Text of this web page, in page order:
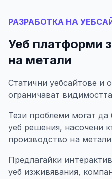
РАЗРАБОТКА НА
Уеб платформи
на метали
Статични уебсайтове и
ограничават
Тези проблеми могат
уеб решения, насочени
производство на
Предлагайки
уеб изживявания,